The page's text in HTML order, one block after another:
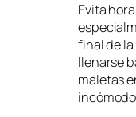
Evita
final de
llenarse
maletas